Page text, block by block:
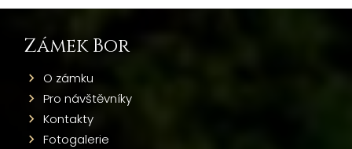
Zámek Bor
O zámku
Pro návštěvníky
Kontakty
Fotogalerie